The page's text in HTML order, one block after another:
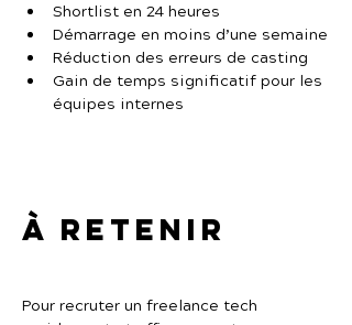
Shortlist en 24 heures
Démarrage en moins d’une semaine
Réduction des erreurs de casting
Gain de temps significatif pour les
équipes internes
À retenir
Pour recruter un freelance tech